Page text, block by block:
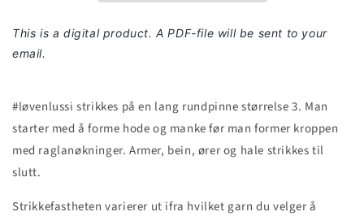
This is a digital product. A PDF-file will be sent to your
email.
#løvenlussi strikkes på en lang rundpinne størrelse 3. Man
starter med å forme hode og manke før man former kroppen
med raglanøkninger. Armer, bein, ører og hale strikkes til
slutt.
Strikkefastheten varierer ut ifra hvilket garn du velger å